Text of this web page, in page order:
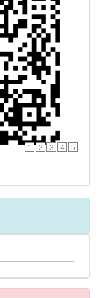
1 2 3 4 5